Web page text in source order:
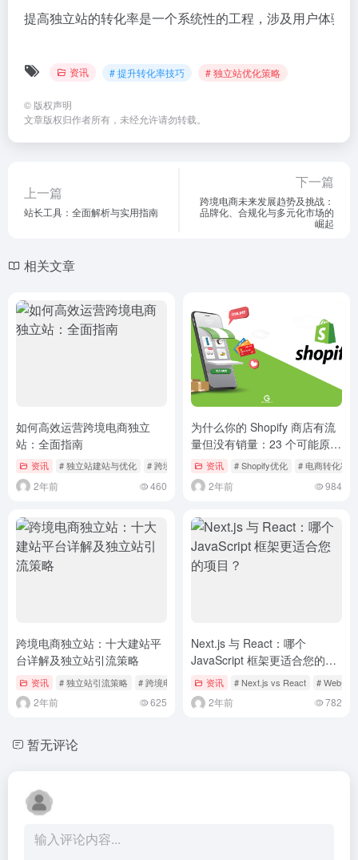
提高独立站的转化率是一个系统性的工程，涉及用户体验
资讯 # 提升转化率技巧 # 独立站优化策略
© 版权声明
文章版权归作者所有，未经允许请勿转载。
上一篇
站长工具：全面解析与实用指南
下一篇
跨境电商未来发展趋势及挑战：
品牌化、合规化与多元化市场的
崛起
相关文章
如何高效运营跨境电商独立
站：全面指南
资讯 # 独立站建站与优化 # 跨境电商运营策略
2年前 460
为什么你的 Shopify 商店有流
量但没有销量：23 个可能原因
及解决方案
资讯 # Shopify优化 # 电商转化率
2年前 984
跨境电商独立站：十大建站平
台详解及独立站引流策略
资讯 # 独立站引流策略 # 跨境电商建站平台推荐
2年前 625
Next.js 与 React：哪个
JavaScript 框架更适合您的项
目？资讯 # Next.js vs React # Web开
2年前 782
暂无评论